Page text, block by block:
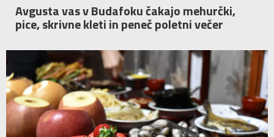
Avgusta vas v Budafoku čakajo mehurčki,
pice, skrivne kleti in peneč poletni večer